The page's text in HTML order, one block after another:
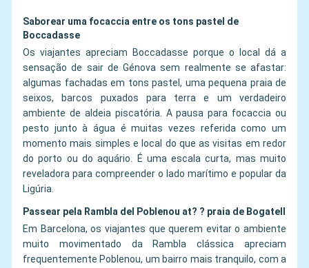
Saborear uma focaccia entre os tons pastel de
Boccadasse
Os viajantes apreciam Boccadasse porque o local dá a
sensação de sair de Génova sem realmente se afastar:
algumas fachadas em tons pastel, uma pequena praia de
seixos, barcos puxados para terra e um verdadeiro
ambiente de aldeia piscatória. A pausa para focaccia ou
pesto junto à água é muitas vezes referida como um
momento mais simples e local do que as visitas em redor
do porto ou do aquário. É uma escala curta, mas muito
reveladora para compreender o lado marítimo e popular da
Ligúria.
Passear pela Rambla del Poblenou at? ? praia de Bogatell
Em Barcelona, os viajantes que querem evitar o ambiente
muito movimentado da Rambla clássica apreciam
frequentemente Poblenou, um bairro mais tranquilo, com a